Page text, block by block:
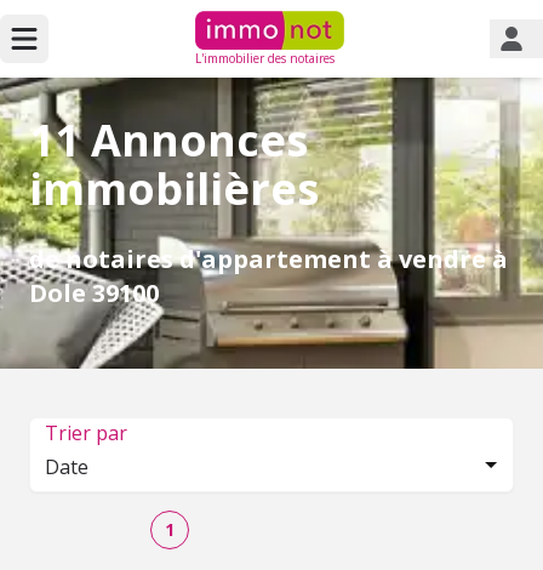
L'immobilier des notaires
11 Annonces
immobilières
de notaires d'appartement à vendre à
Dole 39100
Trier par
Date
1